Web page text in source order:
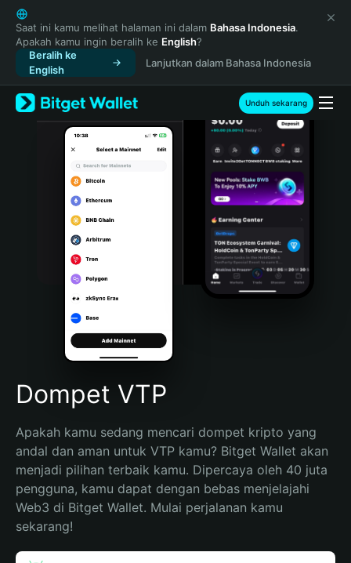
English
日本語
Tiếng Việt
Русский
Español (Latinoamérica)
Türkçe
Italiano
Português (Portugal)
Bahasa Indonesia
Português (Brasil)
Español (Argentina)
Saat ini kamu melihat halaman ini dalam Bahasa Indonesia.
Apakah kamu ingin beralih ke English?
Beralih ke
English
Lanjutkan dalam Bahasa Indonesia
Unduh sekarang
Dompet VTP
Apakah kamu sedang mencari dompet kripto yang
andal dan aman untuk VTP kamu? Bitget Wallet akan
menjadi pilihan terbaik kamu. Dipercaya oleh 40 juta
pengguna, kamu dapat dengan bebas menjelajahi
Web3 di Bitget Wallet. Mulai perjalanan kamu
sekarang!